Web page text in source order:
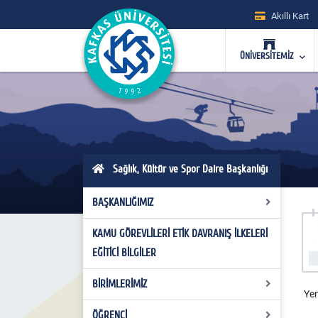
Akıllı Kart
ÜNİVERSİTEMİZ
Sağlık, Kültür ve Spor Daire Başkanlığı
BAŞKANLIĞIMIZ
Misyon ve Vizyon
KAMU GÖREVLİLERİ ETİK DAVRANIŞ İLKELERİ
EĞİTİCİ BİLGİLER
BİRİMLERİMİZ
Kültür Hizmetleri Şube Müdürlüğü
ÖĞRENCİ